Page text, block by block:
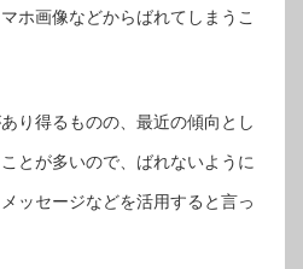
ホ画像などからばれてしまうこ
り得るものの、最近の傾向とし
とが多いので、ばれないように
ッセージなどを活用すると言っ